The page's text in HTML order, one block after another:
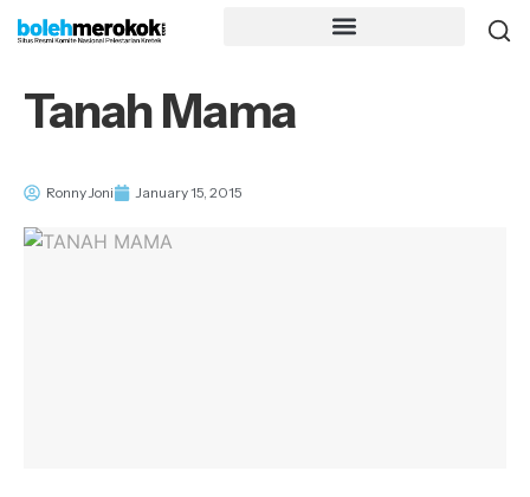
Tanah Mama
Ronny Joni January 15, 2015